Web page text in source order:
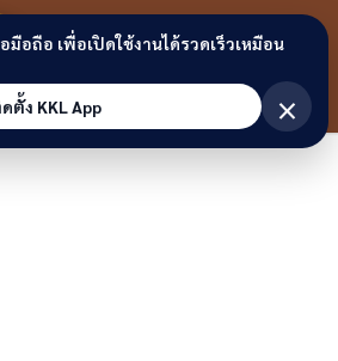
ขอนแก่น
ลิงก์
มือถือ เพื่อเปิดใช้งานได้รวดเร็วเหมือน
ตั้ง KKL App
×